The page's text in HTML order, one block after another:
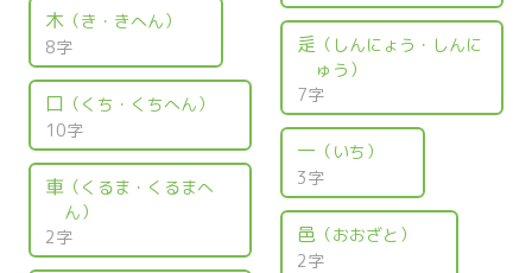
木（き・きへん）
8字
口 （くち・くちへん）
10字
車（くるま・くるまへ
ん）
2字
辵 （しんにょう・しんに
ゅう）
7字
一 （いち）
3字
邑 （おおざと）
2字